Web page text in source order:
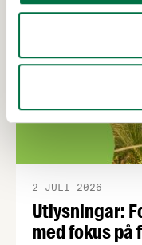
Utlysningar:
med fokus
2 JULI 2026